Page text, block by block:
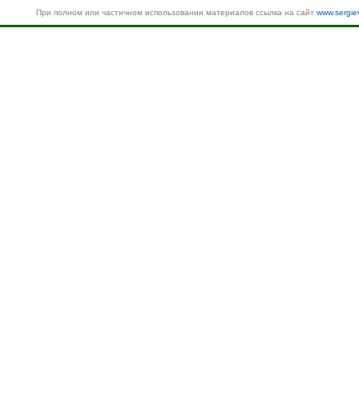
При полном или частичном использовании материалов ссылка на сайт